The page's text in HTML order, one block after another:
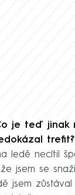
je teď jinak
trefit?
ledě necítil
jsem se
jsem